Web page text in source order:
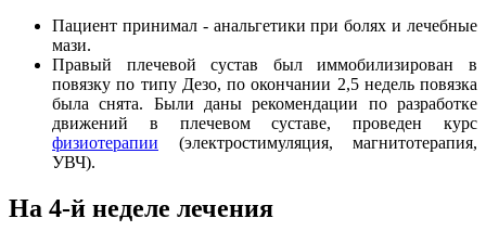
Пациент принимал - анальгетики при болях и лечебные
мази.
Правый плечевой сустав был иммобилизирован в
повязку по типу Дезо, по окончании 2,5 недель повязка
была снята. Были даны рекомендации по разработке
движений в плечевом суставе, проведен курс
физиотерапии (электростимуляция, магнитотерапия,
УВЧ).
На 4-й неделе лечения